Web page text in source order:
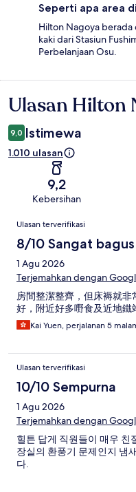
Seperti apa area
Hilton Nagoya berada
kaki dari Stasiun
Perbelanjaan Osu.
Ulasan
Ulasan Hilton
9,0 Istimewa
1.010 ulasan
9,2
Kebersihan
Ulasan
Ulasan terverifikasi
8/10 Sangat bagus
1 Agu 2026
Terjemahkan dengan
房間整潔整齊，但床褥就
好，附近好多嘢食及近地鐵
Kai Yuen, perjalanan 5
Ulasan terverifikasi
10/10 Sempurna
1 Agu 2026
Terjemahkan dengan
힐튼 답게 직원들이 매우 친
장실의 환풍기 문제인지 냄
다.